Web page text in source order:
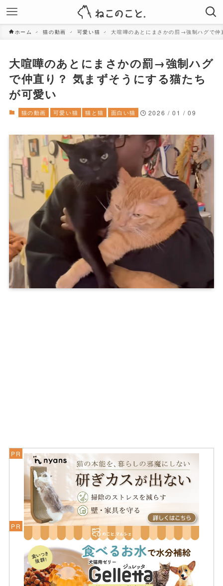
ホーム 猫の動画 可愛い猫 大喧嘩のあとにまさかの罰→強制ハグで
大喧嘩のあとにまさかの罰→強制ハグ
で仲直り？ 気まずそうにする猫たち
が可愛い
猫の動画 可愛い猫 猫と猫 面白い猫 2026 / 01 / 09